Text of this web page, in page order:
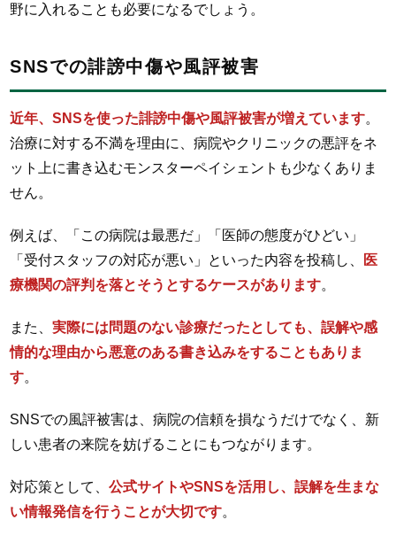
野に入れることも必要になるでしょう。
SNSでの誹謗中傷や風評被害
近年、SNSを使った誹謗中傷や風評被害が増えています。
治療に対する不満を理由に、病院やクリニックの悪評をネ
ット上に書き込むモンスターペイシェントも少なくありま
せん。
例えば、「この病院は最悪だ」「医師の態度がひどい」
「受付スタッフの対応が悪い」といった内容を投稿し、
医
療機関の評判を落とそうとするケースがあります。
また、実際には問題のない診療だったとしても、誤解や感
情的な理由から悪意のある書き込みをすることもありま
す。
SNSでの風評被害は、病院の信頼を損なうだけでなく、新
しい患者の来院を妨げることにもつながります。
対応策として、公式サイトやSNSを活用し、誤解を生まな
い情報発信を行うことが大切です。